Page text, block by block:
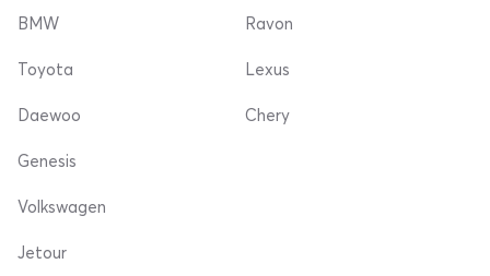
BMW
Toyota
Daewoo
Ravon
Lexus
Chery
Genesis
Volkswagen
Jetour